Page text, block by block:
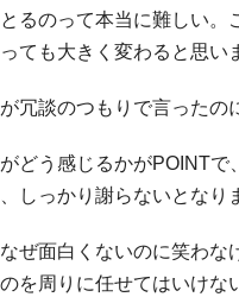
るのって本当に難しい
ても大きく変わると思い
冗談のつもりで言ったの
どう感じるかがPOINT
しっかり謝らないとなり
ぜ面白くないのに笑わ
を周りに任せてはいけな